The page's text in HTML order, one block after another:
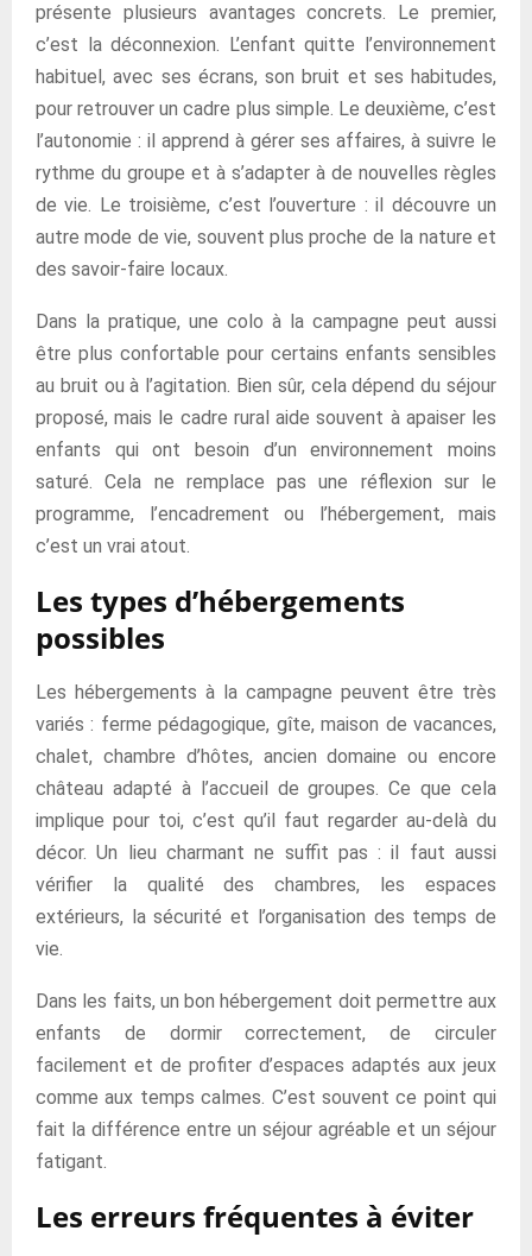
présente plusieurs avantages concrets. Le premier,
c’est la déconnexion. L’enfant quitte l’environnement
habituel, avec ses écrans, son bruit et ses habitudes,
pour retrouver un cadre plus simple. Le deuxième, c’est
l’autonomie : il apprend à gérer ses affaires, à suivre le
rythme du groupe et à s’adapter à de nouvelles règles
de vie. Le troisième, c’est l’ouverture : il découvre un
autre mode de vie, souvent plus proche de la nature et
des savoir-faire locaux.
Dans la pratique, une colo à la campagne peut aussi
être plus confortable pour certains enfants sensibles
au bruit ou à l’agitation. Bien sûr, cela dépend du séjour
proposé, mais le cadre rural aide souvent à apaiser les
enfants qui ont besoin d’un environnement moins
saturé. Cela ne remplace pas une réflexion sur le
programme, l’encadrement ou l’hébergement, mais
c’est un vrai atout.
Les types d’hébergements
possibles
Les hébergements à la campagne peuvent être très
variés : ferme pédagogique, gîte, maison de vacances,
chalet, chambre d’hôtes, ancien domaine ou encore
château adapté à l’accueil de groupes. Ce que cela
implique pour toi, c’est qu’il faut regarder au-delà du
décor. Un lieu charmant ne suffit pas : il faut aussi
vérifier la qualité des chambres, les espaces
extérieurs, la sécurité et l’organisation des temps de
vie.
Dans les faits, un bon hébergement doit permettre aux
enfants de dormir correctement, de circuler
facilement et de profiter d’espaces adaptés aux jeux
comme aux temps calmes. C’est souvent ce point qui
fait la différence entre un séjour agréable et un séjour
fatigant.
Les erreurs fréquentes à éviter